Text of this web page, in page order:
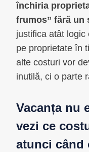
închiria
frumos” fără un
justifica atât logic
pe proprietate în
alte costuri vor
inutilă, ci o parte
Vacanța nu
vezi ce
atunci când